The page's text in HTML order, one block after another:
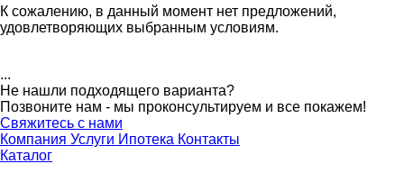
К сожалению, в данный момент нет предложений,
удовлетворяющих выбранным условиям.
...
Не нашли подходящего варианта?
Позвоните нам - мы проконсультируем и все покажем!
Свяжитесь с нами
Компания Услуги Ипотека Контакты
Каталог